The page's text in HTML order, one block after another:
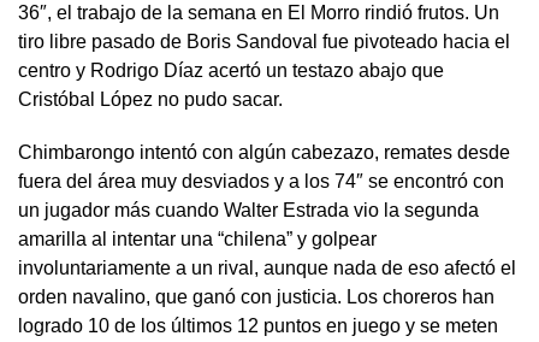
36″, el trabajo de la semana en El Morro rindió frutos. Un
tiro libre pasado de Boris Sandoval fue pivoteado hacia el
centro y Rodrigo Díaz acertó un testazo abajo que
Cristóbal López no pudo sacar.
Chimbarongo intentó con algún cabezazo, remates desde
fuera del área muy desviados y a los 74″ se encontró con
un jugador más cuando Walter Estrada vio la segunda
amarilla al intentar una “chilena” y golpear
involuntariamente a un rival, aunque nada de eso afectó el
orden navalino, que ganó con justicia. Los choreros han
logrado 10 de los últimos 12 puntos en juego y se meten